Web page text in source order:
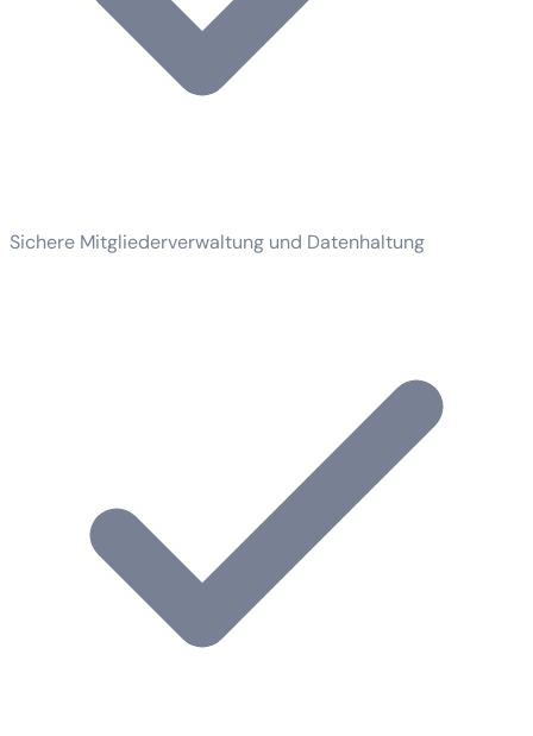
Sichere Mitgliederverwaltung und Datenhaltung